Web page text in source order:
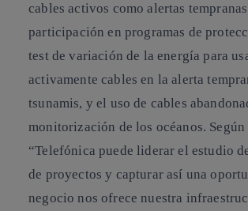
cables activos como alertas
participación en programas de
test de variación de la energía para
activamente cables en la alerta
tsunamis, y el uso de cables
monitorización de los océanos.
“Telefónica puede liderar el estudio
de proyectos y capturar así una
negocio nos ofrece nuestra